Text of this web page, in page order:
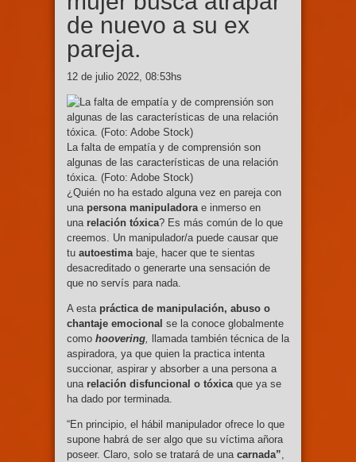
de nuevo a su ex
pareja.
12 de julio 2022, 08:53hs
La falta de empatía y de comprensión son
algunas de las características de una relación
tóxica. (Foto: Adobe Stock)
¿Quién no ha estado alguna vez en pareja con
una persona manipuladora e inmerso en
una relación tóxica? Es más común de lo que
creemos. Un manipulador/a puede causar que
tu autoestima baje, hacer que te sientas
desacreditado o generarte una sensación de
que no servís para nada.
A esta práctica de manipulación, abuso o
chantaje emocional se la conoce globalmente
como hoovering
llamada también técnica de la
aspiradora, ya que quien la practica intenta
succionar, aspirar y absorber a una persona a
una relación disfuncional o tóxica que ya se
ha dado por terminada.
“En principio, el hábil manipulador ofrece lo que
supone habrá de ser algo que su víctima añora
poseer. Claro, solo se tratará de una carnada”